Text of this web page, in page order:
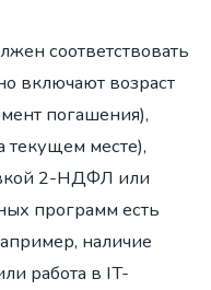
соответствовать
включают возраст
погашения),
текущем месте),
2-НДФЛ или
программ есть
наличие
работа в IT-